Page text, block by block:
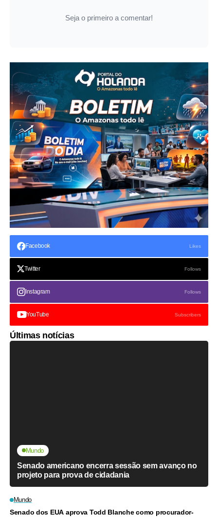
Seja o primeiro a comentar!
Facebook Likes
Twitter Follows
Instagram Follows
YouTube Subscribers
Últimas notícias
Mundo
Senado americano encerra sessão sem avanço no
projeto para prova de cidadania
Mundo
Senado dos EUA aprova Todd Blanche como procurador-